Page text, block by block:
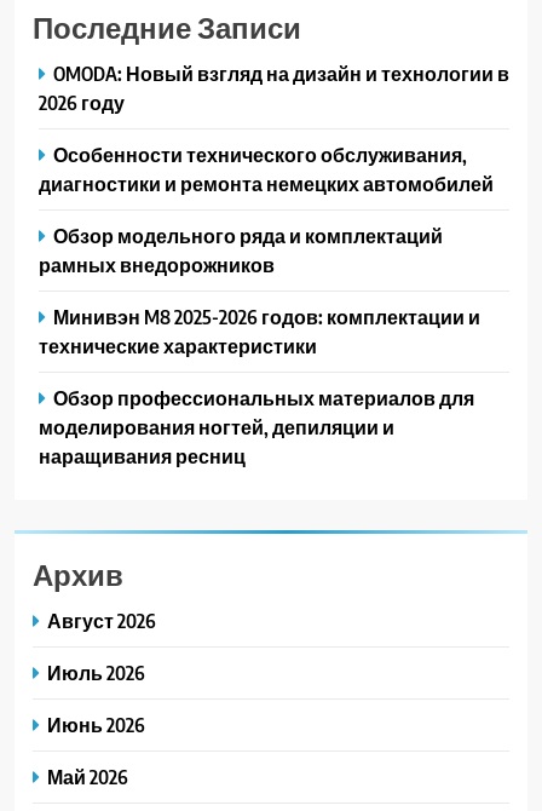
Последние Записи
OMODA: Новый взгляд на дизайн и технологии в
2026 году
Особенности технического обслуживания,
диагностики и ремонта немецких автомобилей
Обзор модельного ряда и комплектаций
рамных внедорожников
Минивэн M8 2025-2026 годов: комплектации и
технические характеристики
Обзор профессиональных материалов для
моделирования ногтей, депиляции и
наращивания ресниц
Архив
Август 2026
Июль 2026
Июнь 2026
Май 2026